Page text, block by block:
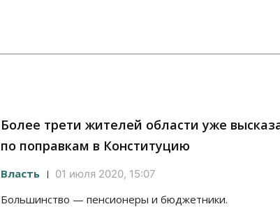
Более трети жителей области уже
по поправкам в Конституцию
Власть 01 июля 2020, 15:07
Большинство — пенсионеры и бюджетники.